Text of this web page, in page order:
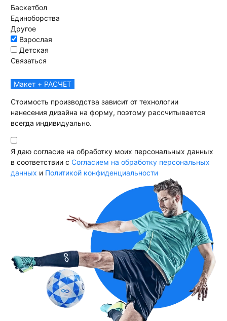
Баскетбол
Единоборства
Другое
Взрослая
Детская
Связаться
Макет + РАСЧЕТ
Стоимость производства зависит от технологии
нанесения дизайна на форму, поэтому рассчитывается
всегда индивидуально.
Я даю согласие на обработку моих персональных данных
в соответствии с Согласием на обработку персональных
данных и Политикой конфиденциальности